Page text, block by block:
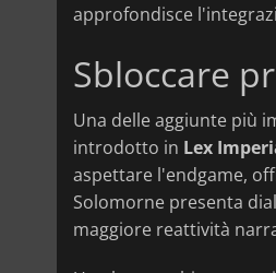
approfondisce
Sbloccare
Una delle aggiunte più
introdotto in Lex
aspettare l'endgame,
Solomorne presenta
maggiore reattività